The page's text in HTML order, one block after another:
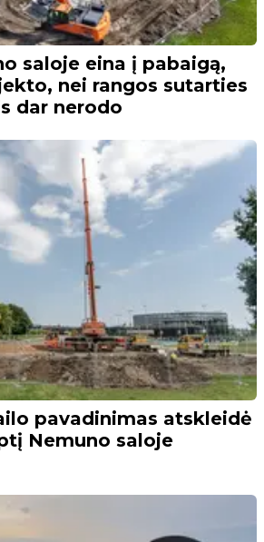
saloje eina į pabaigą,
nei rangos sutarties
dar nerodo
pavadinimas atskleidė
Nemuno saloje